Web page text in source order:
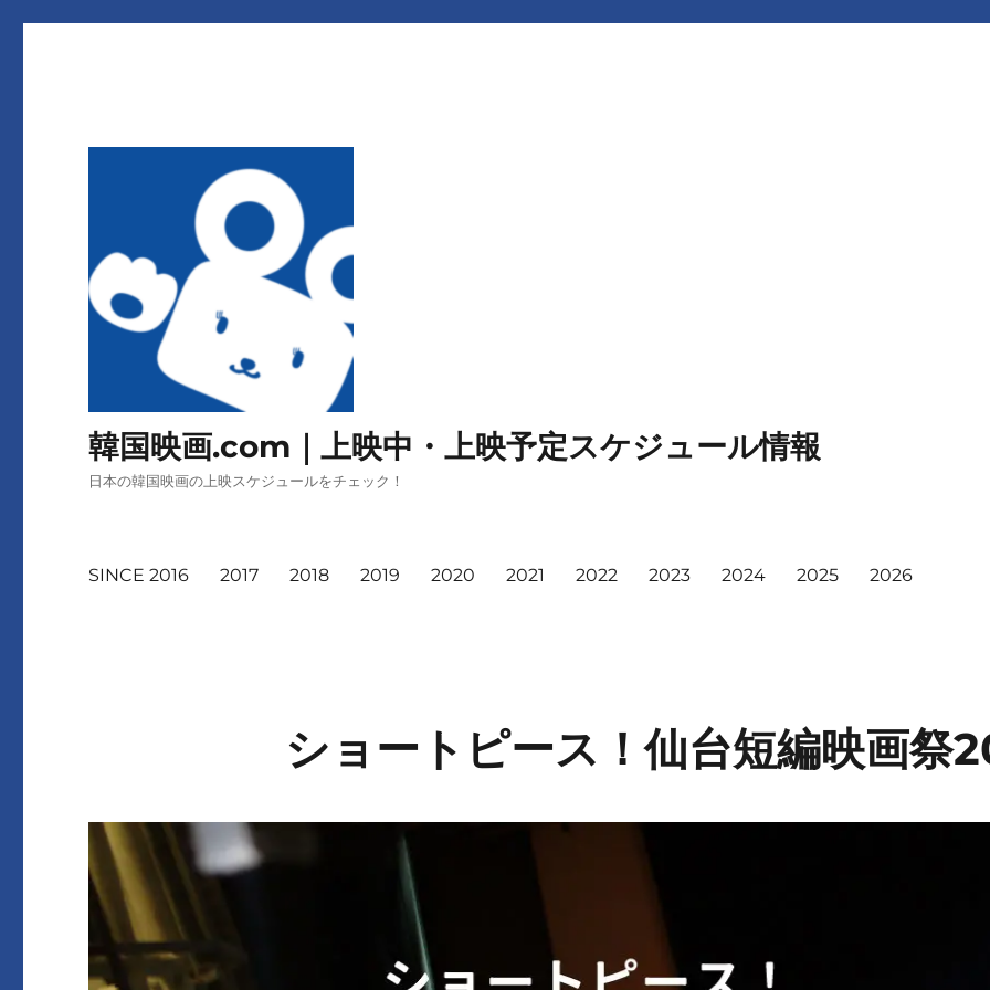
韓国映画.com｜上映中・上映予定スケジュール情報
日本の韓国映画の上映スケジュールをチェック！
SINCE 2016 2017 2018 2019 2020 2021 2022 2023 2024 2025 2026
ショートピース！仙台短編映画祭